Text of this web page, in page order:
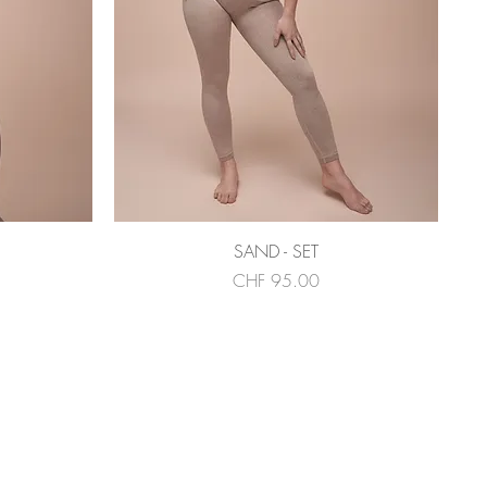
Schnellansicht
SAND - SET
Preis
CHF 95.00